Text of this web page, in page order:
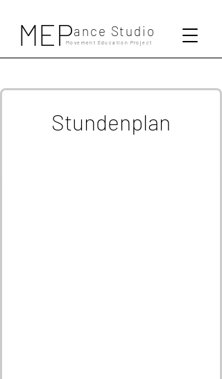
MEPMovement Education Project
ance Studio
Stundenplan